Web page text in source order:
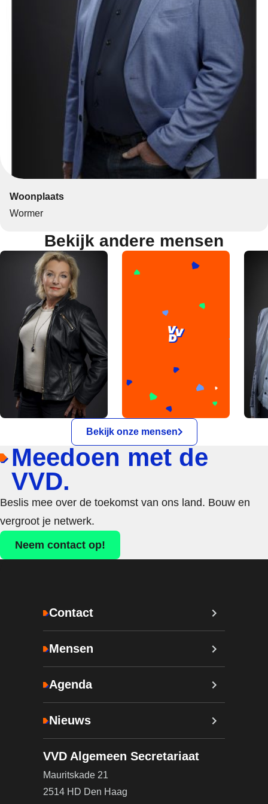
Woonplaats
Wormer
Bekijk andere mensen
Bekijk onze mensen
Meedoen met de
VVD.
Beslis mee over de toekomst van ons land. Bouw en
vergroot je netwerk.
Neem contact op!
Contact
Mensen
Agenda
Nieuws
VVD Algemeen Secretariaat
Mauritskade 21
2514 HD Den Haag